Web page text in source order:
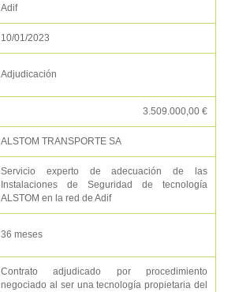
Adif
10/01/2023
Adjudicación
3.509.000,00 €
ALSTOM TRANSPORTE SA
Servicio experto de adecuación de las
Instalaciones de Seguridad de tecnología
ALSTOM en la red de Adif
36 meses
Contrato adjudicado por procedimiento
negociado al ser una tecnología propietaria del